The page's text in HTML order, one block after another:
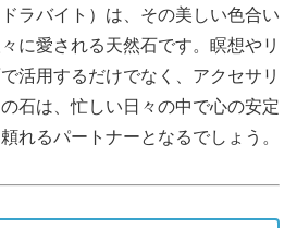
ラバイト）は、その美しい色合い
に愛される天然石です。瞑想やリ
活用するだけでなく、アクセサリ
石は、忙しい日々の中で心の安定
れるパートナーとなるでしょう。